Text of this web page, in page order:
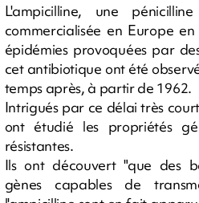
L'ampicilline, une
commercialisée en Europe
épidémies provoquées par
cet antibiotique ont été
temps après, à partir de 1962.
Intrigués par ce délai très
ont étudié les propriétés
résistantes.
Ils ont découvert "que des
gènes capables de